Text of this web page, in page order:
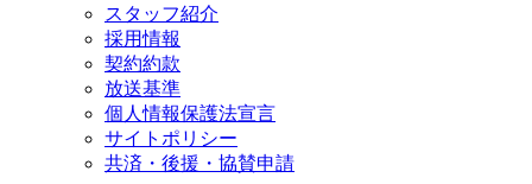
スタッフ紹介
採用情報
契約約款
放送基準
個人情報保護法宣言
サイトポリシー
共済・後援・協賛申請